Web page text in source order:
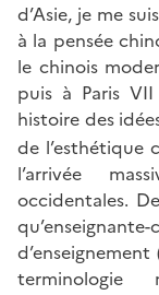
d’Asie, je me
à la pensée
le chinois
puis à Paris
histoire des
de l’esthétique
l’arrivée
occidentales.